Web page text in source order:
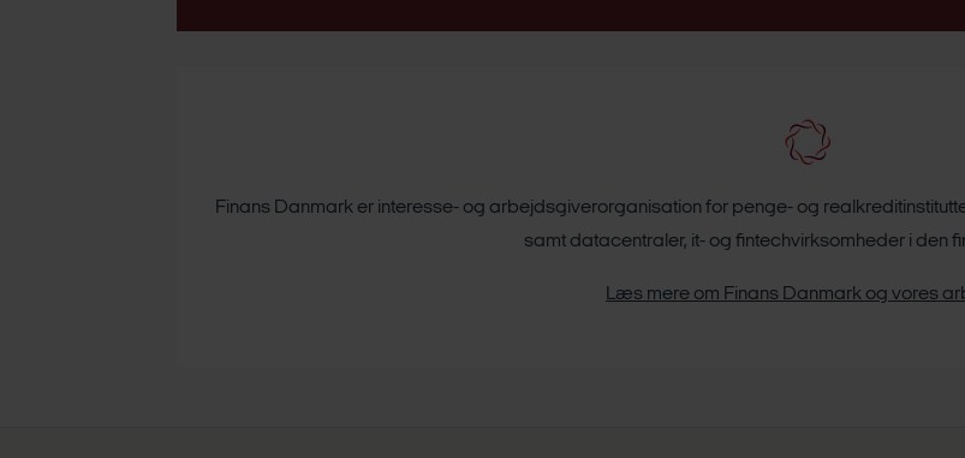
Finans Danmark er interesse- og arbejdsgiverorganisation for penge- og
samt datacentraler, it- og fintechvirksomheder i den
Læs mere om Finans Danmark og vores